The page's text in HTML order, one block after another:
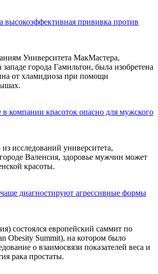
высокоэффективная прививка против
Университета МакМастера,
города Гамильтон, была изобретена
от хламидиоза при помощи
в компании красоток опасно для мужского
исследований университета,
Валенсия, здоровье мужчин может
красоты.
диагностируют агрессивные формы
состоялся европейский саммит по
Obesity Summit), на котором было
о взаимосвязи показателей веса и
рака простаты.